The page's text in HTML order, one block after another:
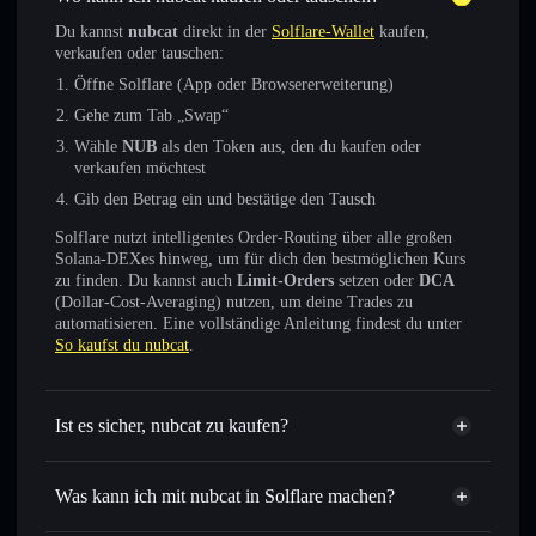
Du kannst nubcat direkt in der Solflare-Wallet kaufen,
verkaufen oder tauschen:
Öffne Solflare (App oder Browsererweiterung)
Gehe zum Tab „Swap“
Wähle NUB als den Token aus, den du kaufen oder
verkaufen möchtest
Gib den Betrag ein und bestätige den Tausch
Solflare nutzt intelligentes Order-Routing über alle großen
Solana-DEXes hinweg, um für dich den bestmöglichen Kurs
zu finden. Du kannst auch Limit-Orders setzen oder DCA
(Dollar-Cost-Averaging) nutzen, um deine Trades zu
automatisieren. Eine vollständige Anleitung findest du unter
So kaufst du nubcat.
Ist es sicher, nubcat zu kaufen?
nubcat verifizierter Token
Was kann ich mit nubcat in Solflare machen?
nubcat
Solflare-Wallet